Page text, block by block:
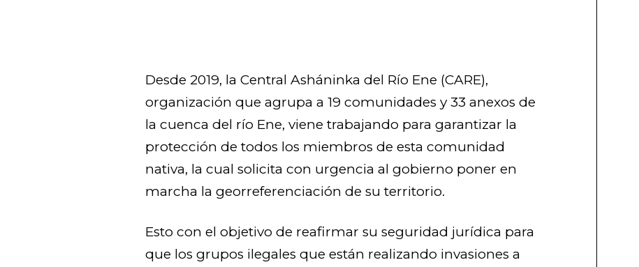
Desde 2019, la Central Asháninka del Río Ene (CARE),
organización que agrupa a 19 comunidades y 33 anexos de
la cuenca del río Ene, viene trabajando para garantizar la
protección de todos los miembros de esta comunidad
nativa, la cual solicita con urgencia al gobierno poner en
marcha la georreferenciación de su territorio.
Esto con el objetivo de reafirmar su seguridad jurídica para
que los grupos ilegales que están realizando invasiones a